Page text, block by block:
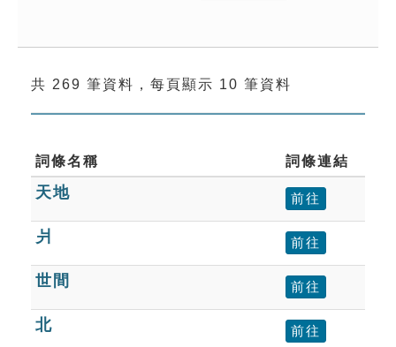
成語故事
索引選單
單字索引
生命大百科索引
遊戲專區
教學應用
貓頭鷹博士
共 269 筆資料，每頁顯示 10 筆資料
詞條名稱 詞條連結
天地 前往
爿 前往
世間 前往
北 前往